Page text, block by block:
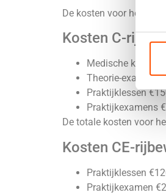
De kosten voor het
Kosten C-
Medische keuring
Theorie-examen
Praktijklessen
Praktijkexamens
De totale kosten voor
Kosten CE-
Praktijklessen
Praktijkexamen